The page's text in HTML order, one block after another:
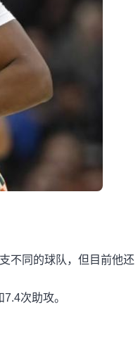
不同的球队，但目前他还
次助攻。